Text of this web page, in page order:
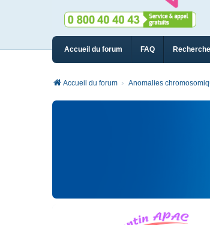
Accueil du forum FAQ
Accueil du forum Anomalies